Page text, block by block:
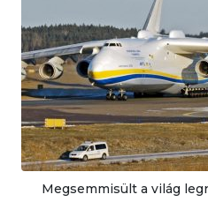
Megsemmisült a világ